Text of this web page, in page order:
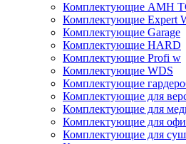
Комплектующие AMH
Комплектующие Expert
Комплектующие Garage
Комплектующие HARD
Комплектующие Profi w
Комплектующие WDS
Комплектующие
Комплектующие для
Комплектующие для
Комплектующие для
Комплектующие для